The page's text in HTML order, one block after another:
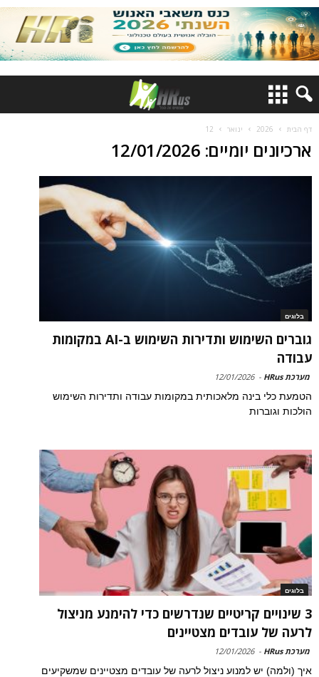
דף הבית 2026 ינואר 12
ארכיונים יומיים: 12/01/2026
בלוגים
גוברים השימוש ותדירות השימוש ב-AI במקומות
עבודה
מערכת HRus -
12/01/2026
הטמעת כלי בינה מלאכותית במקומות עבודה ותדירות השימוש
הולכות וגוברות
בלוגים
3 שינויים קריטיים שנדרשים כדי להימנע מניצול
לרעה של עובדים מצטיינים
מערכת HRus -
12/01/2026
איך (ולמה) יש למנוע ניצול לרעה של עובדים מצטיינים שמשקיעים